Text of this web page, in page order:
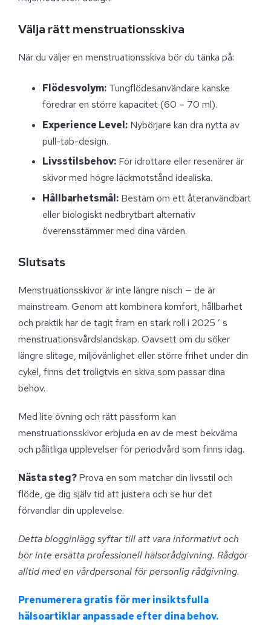
Välja rätt menstruationsskiva
När du väljer en menstruationsskiva bör du tänka på:
Flödesvolym: Tungflödesanvändare kanske
föredrar en större kapacitet (60 – 70 ml).
Experience Level: Nybörjare kan dra nytta av
pull-tab-design.
Livsstilsbehov: För idrottare eller resenärer är
skivor med högre läckmotstånd idealiska.
Hållbarhetsmål: Bestäm om ett återanvändbart
eller biologiskt nedbrytbart alternativ
överensstämmer med dina värden.
Slutsats
Menstruationsskivor är inte längre nisch — de är
mainstream. Genom att kombinera komfort, hållbarhet
och praktik har de tagit fram en stark roll i 2025 ’ s
menstruationsvårdslandskap. Oavsett om du söker
längre slitage, miljövänlighet eller större frihet under din
cykel, finns det troligtvis en skiva som passar dina
behov.
Med lite övning och rätt passform kan
menstruationsskivor erbjuda en av de mest bekväma
och pålitliga upplevelser för periodvård som finns idag.
Nästa steg?Prova en som matchar din livsstil och
flöde, ge dig själv tid att justera och se hur det
förvandlar din upplevelse.
Detta blogginlägg syftar till att vara informativt och
bör inte ersätta professionell hälsorådgivning. Rådgör
alltid med en vårdpersonal för personlig rådgivning.
Prenumerera gratis för mer insiktsfulla
hälsoartiklar anpassade efter dina behov.